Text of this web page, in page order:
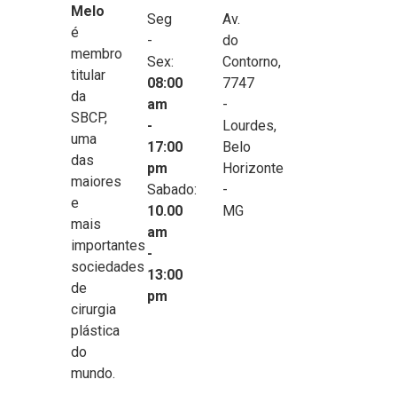
Melo
é
membro
titular
da
SBCP,
uma
das
maiores
e
mais
importantes
sociedades
de
cirurgia
plástica
do
mundo.
Seg
-
Sex:
08:00
am
-
17:00
pm
Sabado:
10.00
am
-
13:00
pm
Av.
do
Contorno,
7747
-
Lourdes,
Belo
Horizonte
-
MG